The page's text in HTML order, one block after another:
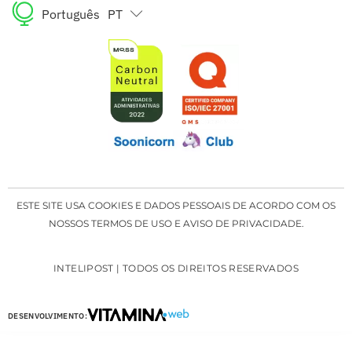
Português PT
English EN
ESTE SITE USA COOKIES E DADOS PESSOAIS DE ACORDO COM OS
NOSSOS TERMOS DE USO E AVISO DE PRIVACIDADE.
INTELIPOST | TODOS OS DIREITOS RESERVADOS
DESENVOLVIMENTO: